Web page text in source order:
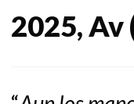
2025, Av